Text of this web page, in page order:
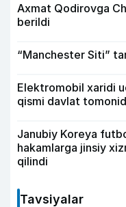
Axmat Qodirovga
berildi
“Manchester Siti”
Elektromobil xaridi
qismi davlat
Janubiy Koreya
hakamlarga jinsiy
qilindi
Tavsiyalar